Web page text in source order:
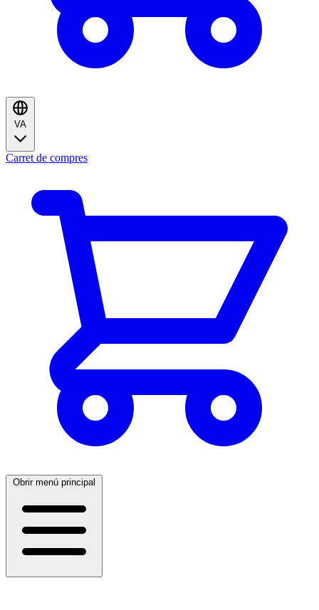
VA
Carret de compres
Obrir menú principal